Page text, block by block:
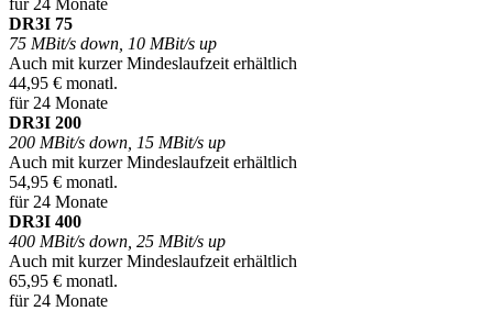
DR3I 75
75 MBit/s down, 10 MBit/s up
Auch mit kurzer Mindeslaufzeit erhältlich
44,95 € monatl.
für 24 Monate
DR3I 200
200 MBit/s down, 15 MBit/s up
Auch mit kurzer Mindeslaufzeit erhältlich
54,95 € monatl.
für 24 Monate
DR3I 400
400 MBit/s down, 25 MBit/s up
Auch mit kurzer Mindeslaufzeit erhältlich
65,95 € monatl.
für 24 Monate